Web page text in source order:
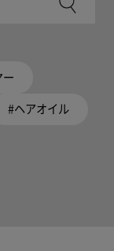
ー
#ヘアオイル